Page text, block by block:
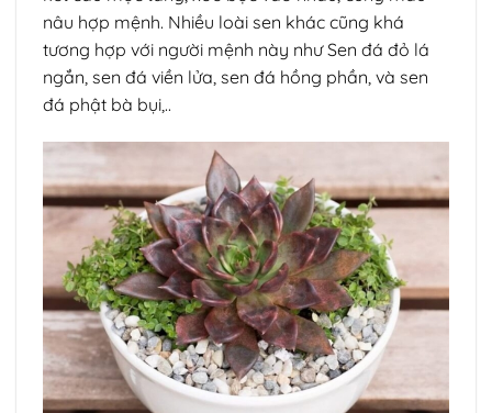
nâu hợp mệnh. Nhiều loài sen khác cũng khá
tương hợp với người mệnh này như Sen đá đỏ lá
ngắn, sen đá viền lửa, sen đá hồng phần, và sen
đá phật bà bụi,..